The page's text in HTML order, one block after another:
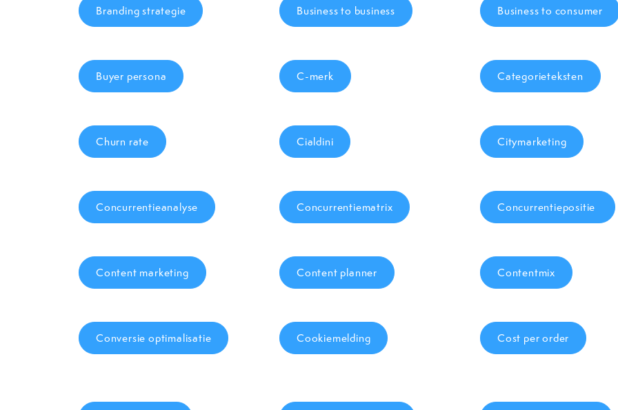
Branding strategie Business to business Business to consumer
Buyer persona C-merk Categorieteksten
Churn rate Cialdini Citymarketing
Concurrentieanalyse Concurrentiematrix Concurrentiepositie
Content marketing Content planner Contentmix
Conversie optimalisatie Cookiemelding Cost per order